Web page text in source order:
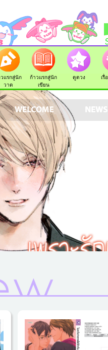
แรกสู่นัก
วาด
ก้าวแรกสู่นัก
เขียน
ดูดวง เรื่